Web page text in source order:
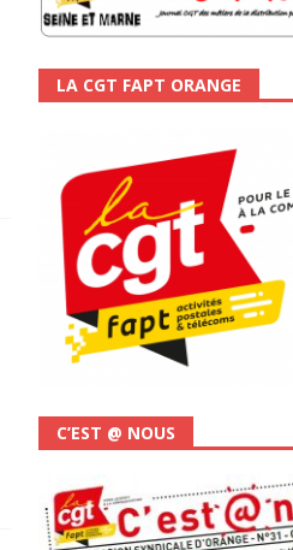
LA CGT FAPT ORANGE
C’EST @ NOUS